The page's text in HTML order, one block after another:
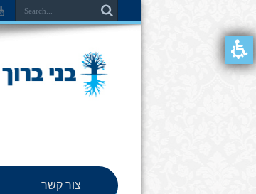
צור קשר